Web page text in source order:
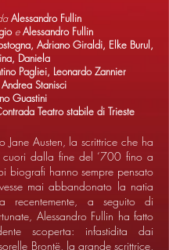
Alessandro Fullin
e Alessandro Fullin
Adriano Giraldi, Elke Burul,
Daniela
Pagliei, Leonardo Zannier
Andrea Stanisci
Guastini
Teatro stabile di Trieste
Jane Austen, la scrittrice che ha
cuori dalla fine del ‘700 fino a
biografi hanno sempre pensato
mai abbandonato la natia
recentemente, a seguito di
Alessandro Fullin ha fatto
scoperta: infastidita dai
Brontë, la grande scrittrice,